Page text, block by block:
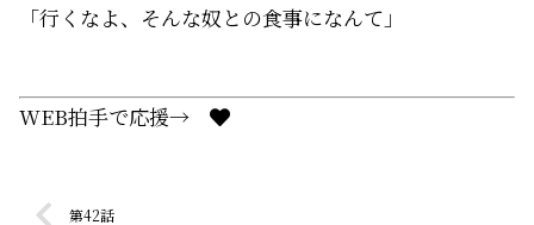
「行くなよ、そんな奴との食事になんて」
WEB拍手で応援→
第42話